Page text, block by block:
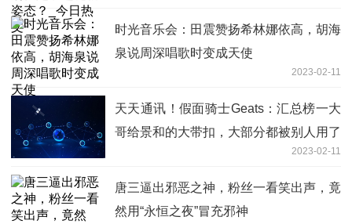
时光音乐会：田震赞扬希林娜依高，胡海
泉说周深唱歌时变成天使
2023-02-11
天天通讯！假面骑士Geats：汇总榜一大
哥给景和的大带扣，大部分都被别人用了
2023-02-11
唐三逼出邪恶之神，粉丝一看笑出声，竟
然用“永恒之夜”冒充邪神